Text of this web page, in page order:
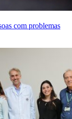
com problemas